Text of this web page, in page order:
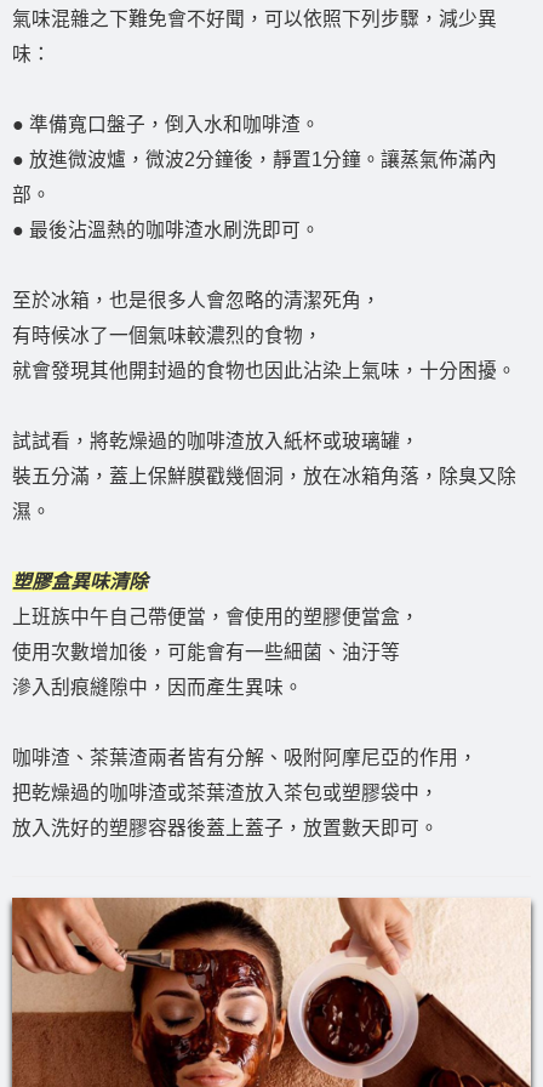
氣味混雜之下難免會不好聞，可以依照下列步驟，減少異
味：
● 準備寬口盤子，倒入水和咖啡渣。
● 放進微波爐，微波2分鐘後，靜置1分鐘。讓蒸氣佈滿內
部。
● 最後沾溫熱的咖啡渣水刷洗即可。
至於冰箱，也是很多人會忽略的清潔死角，
有時候冰了一個氣味較濃烈的食物，
就會發現其他開封過的食物也因此沾染上氣味，十分困擾。
試試看，將乾燥過的咖啡渣放入紙杯或玻璃罐，
裝五分滿，蓋上保鮮膜戳幾個洞，放在冰箱角落，除臭又除
濕。
塑膠盒異味清除
上班族中午自己帶便當，會使用的塑膠便當盒，
使用次數增加後，可能會有一些細菌、油汙等
滲入刮痕縫隙中，因而產生異味。
咖啡渣、茶葉渣兩者皆有分解、吸附阿摩尼亞的作用，
把乾燥過的咖啡渣或茶葉渣放入茶包或塑膠袋中，
放入洗好的塑膠容器後蓋上蓋子，放置數天即可。